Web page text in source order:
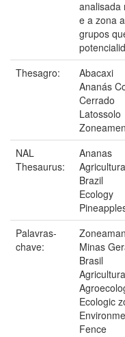
analisada
e a zona
grupos
Thesagro:
Abacaxi
Ananás
Cerrado
Latossolo
NAL
Thesaurus:
Ananas
Brazil
Ecology
Palavras-
chave:
Minas
Brasil
Ecologic
Fence